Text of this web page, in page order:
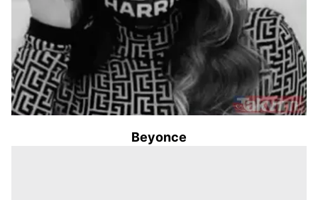
Beyonce